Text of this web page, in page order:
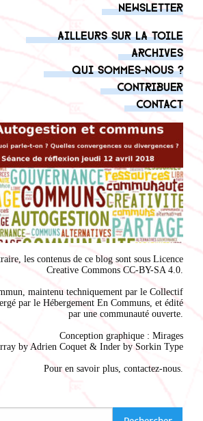
Newsletter
Ailleurs sur la toile
Archives
Qui sommes-nous ?
Contribuer
Contact
les contenus de ce blog sont sous Licence
Creative Commons CC-BY-SA 4.0.
maintenu techniquement par le Collectif
par le Hébergement En Communs, et édité
par une communauté ouverte.
Conception graphique : Mirages
by Adrien Coquet & Inder by Sorkin Type
Pour en savoir plus, contactez-nous.